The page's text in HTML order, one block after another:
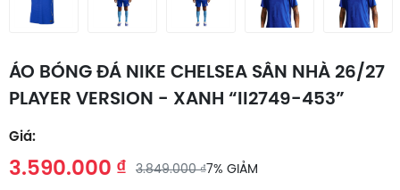
ÁO BÓNG ĐÁ NIKE CHELSEA SÂN NHÀ 26/27
PLAYER VERSION - XANH “II2749-453”
Giá:
3.590.000 ₫ 3.849.000 ₫7% GIẢM